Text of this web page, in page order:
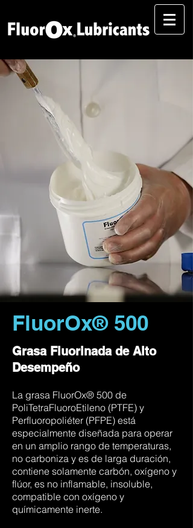
Grasa Fluorinada de Alto
Desempeño
La grasa FluorOx® 500 de
PoliTetraFluoroEtileno (PTFE) y
Perfluoropoliéter (PFPE) está
especialmente diseñada para operar
en un amplio rango de temperaturas,
no carboniza y es de larga duración,
contiene solamente carbón, oxígeno y
flúor, es no inflamable, insoluble,
compatible con oxígeno y
químicamente inerte.
FluorOx® 500